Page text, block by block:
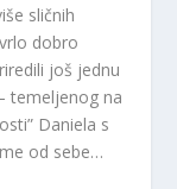
sličnih
dobro
još jednu
temeljenog na
Daniela s
od sebe…